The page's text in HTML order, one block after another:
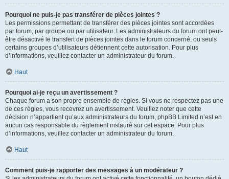
Pourquoi ne puis-je pas transférer de pièces jointes ?
Les permissions permettant de transférer des pièces jointes sont accordées
par forum, par groupe ou par utilisateur. Les administrateurs du forum ont peut-
être désactivé le transfert de pièces jointes dans le forum concerné, ou seuls
certains groupes d’utilisateurs détiennent cette autorisation. Pour plus
d’informations, veuillez contacter un administrateur du forum.
Haut
Pourquoi ai-je reçu un avertissement ?
Chaque forum a son propre ensemble de règles. Si vous ne respectez pas une
de ces règles, vous recevrez un avertissement. Veuillez noter que cette
décision n’appartient qu’aux administrateurs du forum, phpBB Limited n’est en
aucun cas responsable du règlement instauré sur cet espace. Pour plus
d’informations, veuillez contacter un administrateur du forum.
Haut
Comment puis-je rapporter des messages à un modérateur ?